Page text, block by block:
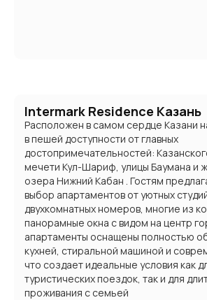
Intermark Residence Казань
Расположен в самом сердце Казани
в пешей доступности от главных
достопримечательностей:
мечети Кул-Шариф, улицы Баумана и
озера Нижний Кабан . Гостям
выбор апартаментов от уютных
двухкомнатных номеров, многие из
панорамные окна с видом на центр
апартаменты оснащены полностью
кухней, стиральной машиной и
что создает идеальные условия как
туристических поездок, так и для
проживания с семьей